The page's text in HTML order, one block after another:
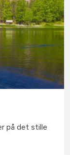
på det stille